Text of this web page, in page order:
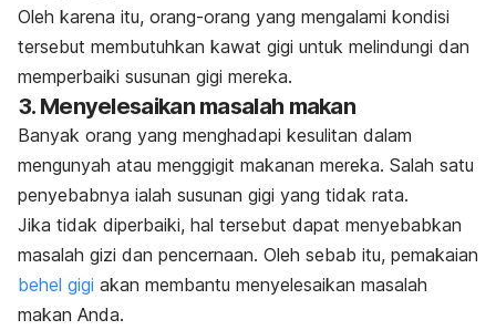
Oleh karena itu, orang-orang yang mengalami kondisi
tersebut membutuhkan kawat gigi untuk melindungi dan
memperbaiki susunan gigi mereka.
3. Menyelesaikan masalah makan
Banyak orang yang menghadapi kesulitan dalam
mengunyah atau menggigit makanan mereka. Salah satu
penyebabnya ialah susunan gigi yang tidak rata.
Jika tidak diperbaiki, hal tersebut dapat menyebabkan
masalah gizi dan pencernaan. Oleh sebab itu, pemakaian
behel gigi akan membantu menyelesaikan masalah
makan Anda.